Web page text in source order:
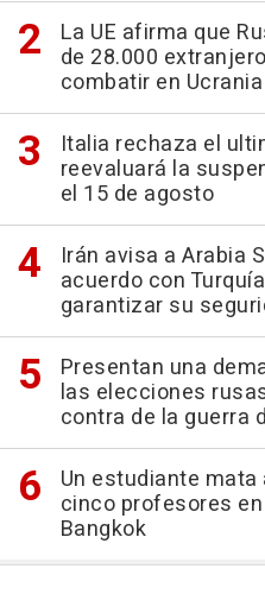
La UE afirma que
de 28.000
combatir en Ucrania
Italia rechaza el
reevaluará la
el 15 de agosto
Irán avisa a Arabia
acuerdo con
garantizar su
Presentan una
las elecciones
contra de la guerra
Un estudiante
cinco profesores
Bangkok